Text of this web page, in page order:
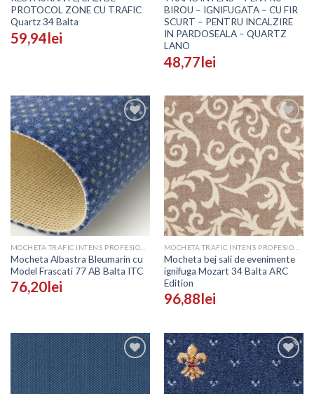
PROTOCOL ZONE CU TRAFIC
Quartz 34 Balta
59,94lei
BIROU – IGNIFUGATA – CU FIR
SCURT – PENTRU INCALZIRE
IN PARDOSEALA – QUARTZ
LANO
48,77lei
Adaugă
în
Wishlist
Mocheta Albastra Bleumarin cu
Model Frascati 77 AB Balta ITC
76,20lei
Adaugă
în
Wishlist
Mocheta bej sali de evenimente
ignifuga Mozart 34 Balta ARC
Edition
96,88lei
Adaugă
în
Wishlist
Adaugă
în
Wishlist